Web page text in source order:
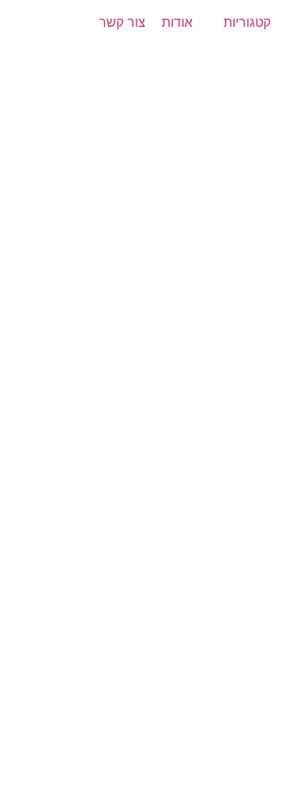
קטגוריות אודות צור קשר